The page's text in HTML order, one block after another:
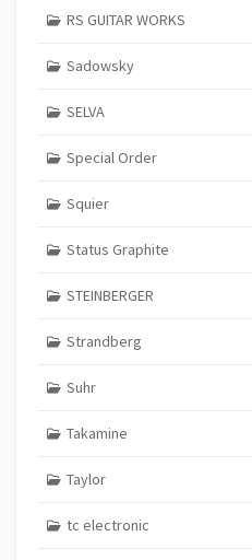
RS GUITAR WORKS
Sadowsky
SELVA
Special Order
Squier
Status Graphite
STEINBERGER
Strandberg
Suhr
Takamine
Taylor
tc electronic